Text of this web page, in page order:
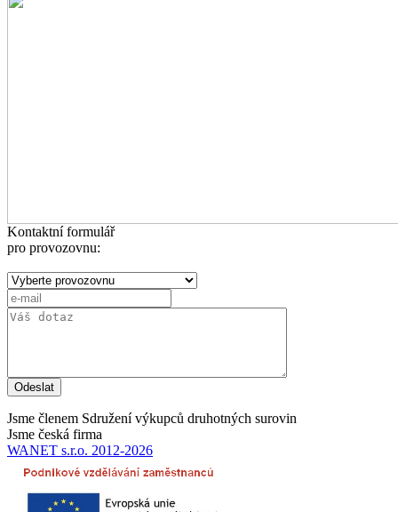
Kontaktní formulář
pro provozovnu:
Odeslat
Jsme členem Sdružení výkupců druhotných surovin
Jsme česká firma
WANET s.r.o. 2012-2026